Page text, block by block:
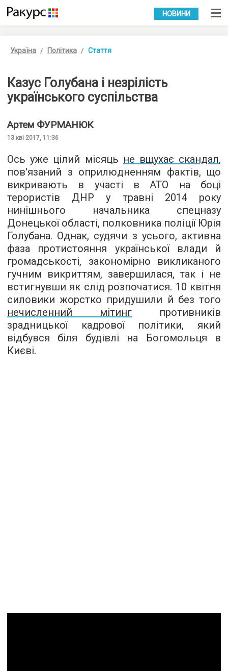
УКР РУС
НОВИНИ
Україна Політика Стаття
Казус Голубана і незрілість
українського суспільства
Артем ФУРМАНЮК
13 кві 2017, 11:36
Ось уже цілий місяць не вщухає скандал,
пов'язаний з оприлюдненням фактів, що
викривають в участі в АТО на боці
терористів ДНР у травні 2014 року
нинішнього начальника спецназу
Донецької області, полковника поліції Юрія
Голубана. Однак, судячи з усього, активна
фаза протистояння української влади й
громадськості, закономірно викликаного
гучним викриттям, завершилася, так і не
встигнувши як слід розпочатися. 10 квітня
силовики жорстко придушили й без того
нечисленний мітинг противників
зрадницької кадрової політики, який
відбувся біля будівлі на Богомольця в
Києві.